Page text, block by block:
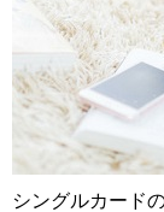
シングルカード